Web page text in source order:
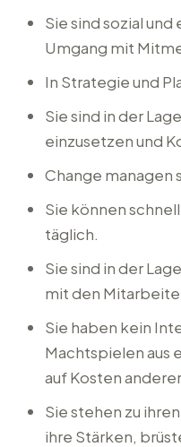
Sie sind sozial
Umgang mit
In Strategie und
Sie sind in der
einzusetzen und
Change managen
Sie können
täglich.
Sie sind in der
mit den
Sie haben kein
Machtspielen aus
auf Kosten
Sie stehen zu
ihre Stärken,